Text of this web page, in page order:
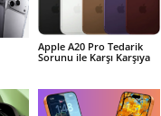
Apple A20 Pro Tedarik
Sorunu ile Karşı Karşıya